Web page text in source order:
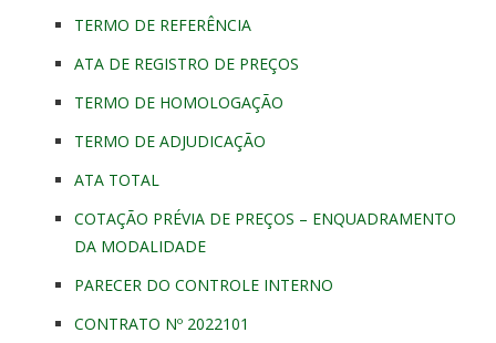
TERMO DE REFERÊNCIA
ATA DE REGISTRO DE PREÇOS
TERMO DE HOMOLOGAÇÃO
TERMO DE ADJUDICAÇÃO
ATA TOTAL
COTAÇÃO PRÉVIA DE PREÇOS – ENQUADRAMENTO
DA MODALIDADE
PARECER DO CONTROLE INTERNO
CONTRATO Nº 2022101